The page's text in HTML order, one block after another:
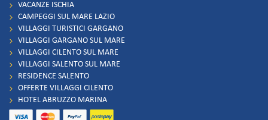
VACANZE ISCHIA
CAMPEGGI SUL MARE LAZIO
VILLAGGI TURISTICI GARGANO
VILLAGGI GARGANO SUL MARE
VILLAGGI CILENTO SUL MARE
VILLAGGI SALENTO SUL MARE
RESIDENCE SALENTO
OFFERTE VILLAGGI CILENTO
HOTEL ABRUZZO MARINA